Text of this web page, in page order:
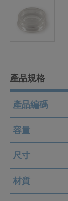
產品規格
產品編碼
容量
尺寸
材質